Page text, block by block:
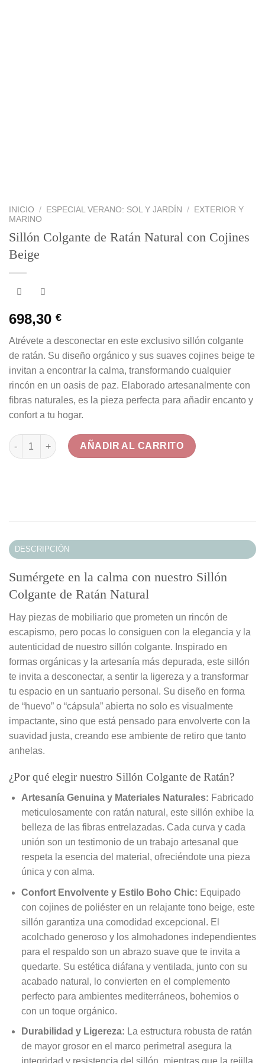
INICIO / ESPECIAL VERANO: SOL Y JARDÍN /
EXTERIOR Y
MARINO
Sillón Colgante de Ratán Natural con Cojines
Beige
698,30 €
Atrévete a desconectar en este exclusivo sillón colgante
de ratán. Su diseño orgánico y sus suaves cojines beige te
invitan a encontrar la calma, transformando cualquier
rincón en un oasis de paz. Elaborado artesanalmente con
fibras naturales, es la pieza perfecta para añadir encanto y
confort a tu hogar.
Sillón Colgante de Ratán Natural con Cojines Beige cantidad
AÑADIR AL CARRITO
DESCRIPCIÓN
Sumérgete en la calma con nuestro Sillón
Colgante de Ratán Natural
Hay piezas de mobiliario que prometen un rincón de
escapismo, pero pocas lo consiguen con la elegancia y la
autenticidad de nuestro sillón colgante. Inspirado en
formas orgánicas y la artesanía más depurada, este sillón
te invita a desconectar, a sentir la ligereza y a transformar
tu espacio en un santuario personal. Su diseño en forma
de “huevo” o “cápsula” abierta no solo es visualmente
impactante, sino que está pensado para envolverte con la
suavidad justa, creando ese ambiente de retiro que tanto
anhelas.
¿Por qué elegir nuestro Sillón Colgante de Ratán?
Artesanía Genuina y Materiales Naturales: Fabricado
meticulosamente con ratán natural, este sillón exhibe la
belleza de las fibras entrelazadas. Cada curva y cada
unión son un testimonio de un trabajo artesanal que
respeta la esencia del material, ofreciéndote una pieza
única y con alma.
Confort Envolvente y Estilo Boho Chic: Equipado
con cojines de poliéster en un relajante tono beige, este
sillón garantiza una comodidad excepcional. El
acolchado generoso y los almohadones independientes
para el respaldo son un abrazo suave que te invita a
quedarte. Su estética diáfana y ventilada, junto con su
acabado natural, lo convierten en el complemento
perfecto para ambientes mediterráneos, bohemios o
con un toque orgánico.
Durabilidad y Ligereza: La estructura robusta de ratán
de mayor grosor en el marco perimetral asegura la